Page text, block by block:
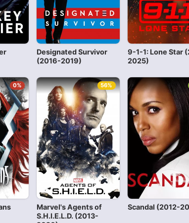
Designated Survivor
(2016-2019)
9-1-1: Lone Star
2025)
0%
Marvel's Agents of
S.H.I.E.L.D. (2013-
56%
Scandal (2012-